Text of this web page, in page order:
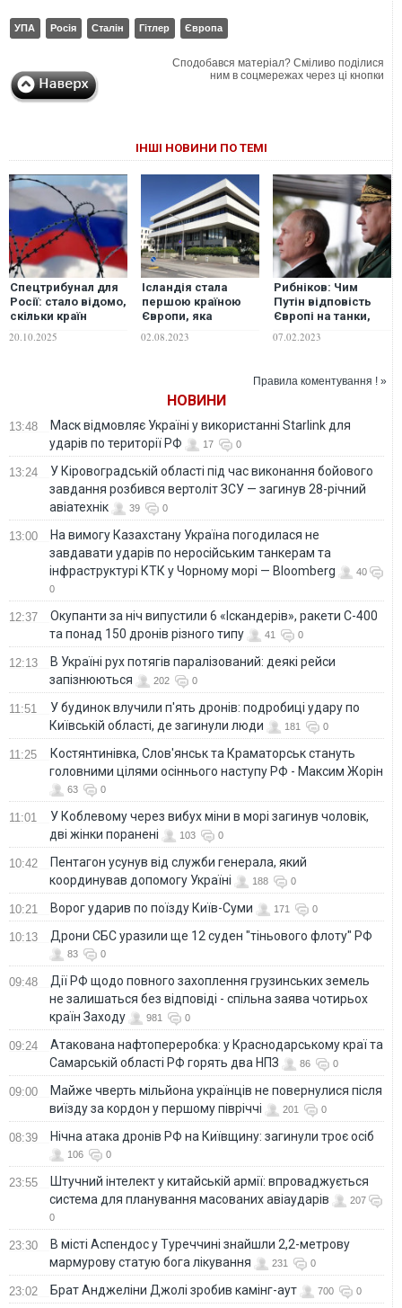
УПА Росія Сталін Гітлер Європа
Сподобався матеріал? Сміливо поділися
ним в соцмережах через ці кнопки
ІНШІ НОВИНИ ПО ТЕМІ
Спецтрибунал для
Росії: стало відомо,
скільки країн
суду
20.10.2025
Ісландія стала
першою країною
Європи, яка
посольство в Росії
02.08.2023
Рибніков: Чим
Путін відповість
Європі на танки,
07.02.2023
Правила коментування ! »
НОВИНИ
13:48
Маск відмовляє Україні у використанні Starlink для
ударів по території РФ
17 0
13:24
У Кіровоградській області під час виконання бойового
завдання розбився вертоліт ЗСУ — загинув 28-річний
авіатехнік
39 0
13:00
На вимогу Казахстану Україна погодилася не
завдавати ударів по неросійським танкерам та
інфраструктурі КТК у Чорному морі — Bloomberg
40
0
12:37
Окупанти за ніч випустили 6 «Іскандерів», ракети С-400
та понад 150 дронів різного типу
41 0
12:13
В Україні рух потягів паралізований: деякі рейси
запізнюються
202 0
11:51
У будинок влучили п'ять дронів: подробиці удару по
Київській області, де загинули люди
181 0
11:25
Костянтинівка, Слов'янськ та Краматорськ стануть
головними цілями осіннього наступу РФ - Максим Жорін
63 0
11:01
У Коблевому через вибух міни в морі загинув чоловік,
дві жінки поранені
103 0
10:42
Пентагон усунув від служби генерала, який
координував допомогу Україні
188 0
10:21 Ворог ударив по поїзду Київ-Суми 171 0
10:13 Дрони СБС уразили ще 12 суден "тіньового флоту" РФ
83 0
09:48
Дії РФ щодо повного захоплення грузинських земель
не залишаться без відповіді - спільна заява чотирьох
країн Заходу
981 0
09:24
Атакована нафтопереробка: у Краснодарському краї та
Самарській області РФ горять два НПЗ
86 0
09:00
Майже чверть мільйона українців не повернулися після
виїзду за кордон у першому півріччі
201 0
08:39 Нічна атака дронів РФ на Київщину: загинули троє осіб
106 0
23:55
Штучний інтелект у китайській армії: впроваджується
система для планування масованих авіаударів
207
0
23:30
В місті Аспендос у Туреччині знайшли 2,2-метрову
мармурову статую бога лікування
231 0
23:02 Брат Анджеліни Джолі зробив камінг-аут 700 0